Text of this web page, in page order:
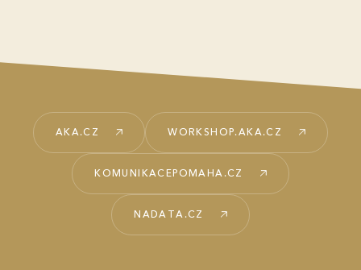
AKA.CZ WORKSHOP.AKA.CZ
KOMUNIKACEPOMAHA.CZ
NADATA.CZ